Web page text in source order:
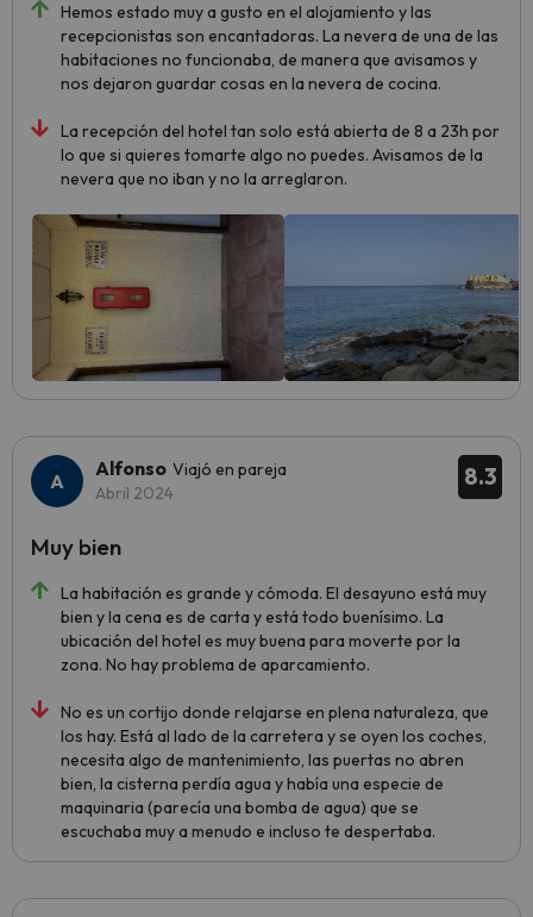
Hemos estado muy a gusto en el alojamiento y las
recepcionistas son encantadoras. La nevera de una de las
habitaciones no funcionaba, de manera que avisamos y
nos dejaron guardar cosas en la nevera de cocina.
La recepción del hotel tan solo está abierta de 8 a 23h por
lo que si quieres tomarte algo no puedes. Avisamos de la
nevera que no iban y no la arreglaron.
8.3
Alfonso Viajó en pareja
Abril 2024
La habitación es grande y cómoda. El desayuno está muy
bien y la cena es de carta y está todo buenísimo. La
ubicación del hotel es muy buena para moverte por la
zona. No hay problema de aparcamiento.
No es un cortijo donde relajarse en plena naturaleza, que
los hay. Está al lado de la carretera y se oyen los coches,
necesita algo de mantenimiento, las puertas no abren
bien, la cisterna perdía agua y había una especie de
maquinaria (parecía una bomba de agua) que se
escuchaba muy a menudo e incluso te despertaba.
Muy bien